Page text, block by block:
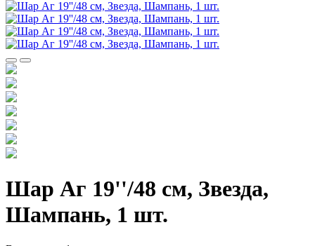
Шар Аг 19''/48 см, Звезда,
Шампань, 1 шт.